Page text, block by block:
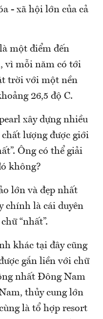
- xã hội lớn của cả
một điểm đến
vì mỗi năm có tới
trời với một nền
26,5 độ C.
xây dựng nhiều
lượng được giới
Ông có thể giải
không?
lớn và đẹp nhất
chính là cái duyên
“nhất”.
khác tại đây cũng
gắn liền với chữ
nhất Đông Nam
thủy cung lớn
là tổ hợp resort